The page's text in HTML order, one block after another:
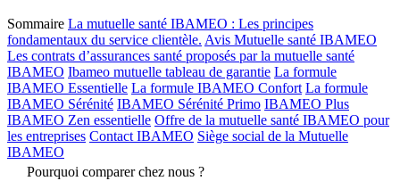
Sommaire La mutuelle santé IBAMEO : Les principes
fondamentaux du service clientèle. Avis Mutuelle santé IBAMEO
Les contrats d’assurances santé proposés par la mutuelle santé
IBAMEO Ibameo mutuelle tableau de garantie La formule
IBAMEO Essentielle La formule IBAMEO Confort La formule
IBAMEO Sérénité IBAMEO Sérénité Primo IBAMEO Plus
IBAMEO Zen essentielle Offre de la mutuelle santé IBAMEO pour
les entreprises Contact IBAMEO Siège social de la Mutuelle
IBAMEO
Pourquoi comparer chez nous ?